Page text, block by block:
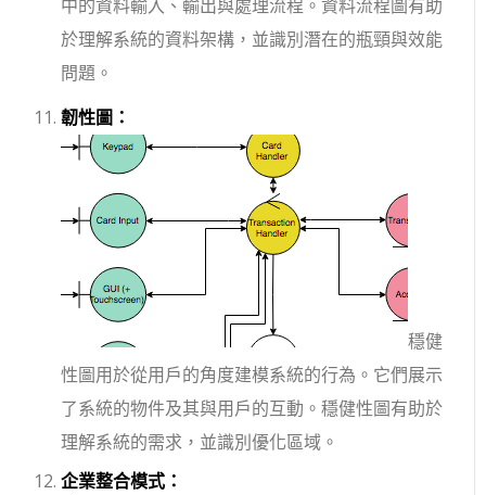
中的資料輸入、輸出與處理流程。資料流程圖有助
於理解系統的資料架構，並識別潛在的瓶頸與效能
問題。
韌性圖：
穩健
性圖用於從用戶的角度建模系統的行為。它們展示
了系統的物件及其與用戶的互動。穩健性圖有助於
理解系統的需求，並識別優化區域。
企業整合模式：